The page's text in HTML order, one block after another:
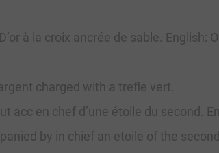
à la croix ancrée de sable. English:
charged with a trefle vert.
acc en chef d’une étoile du second.
by in chief an etoile of the